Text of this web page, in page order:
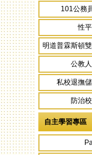
101公務
性
明道普霖斯頓
公教
私校退撫
防治
自主學習專區